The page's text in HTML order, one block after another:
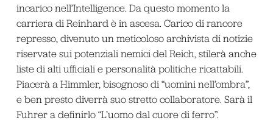
incarico nell’Intelligence. Da questo momento la
carriera di Reinhard è in ascesa. Carico di rancore
represso, divenuto un meticoloso archivista di notizie
riservate sui potenziali nemici del Reich, stilerà anche
liste di alti ufficiali e personalità politiche ricattabili.
Piacerà a Himmler, bisognoso di “uomini nell’ombra”,
e ben presto diverrà suo stretto collaboratore. Sarà il
Fuhrer a definirlo “L’uomo dal cuore di ferro”.